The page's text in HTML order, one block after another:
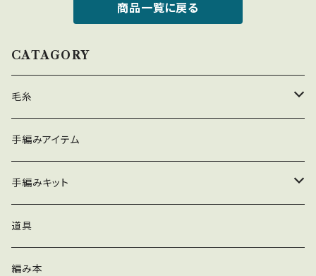
商品一覧に戻る
CATAGORY
毛糸
春夏
秋冬
手編みアイテム
手編みキット
春夏
秋冬
道具
編み本